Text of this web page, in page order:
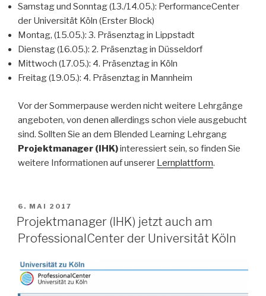
Samstag und Sonntag (13./14.05.): PerformanceCenter
der Universität Köln (Erster Block)
Montag, (15.05.): 3. Präsenztag in Lippstadt
Dienstag (16.05.): 2. Präsenztag in Düsseldorf
Mittwoch (17.05.): 4. Präsenztag in Köln
Freitag (19.05.): 4. Präsenztag in Mannheim
Vor der Sommerpause werden nicht weitere Lehrgänge
angeboten, von denen allerdings schon viele ausgebucht
sind. Sollten Sie an dem Blended Learning Lehrgang
Projektmanager (IHK)interessiert sein, so finden Sie
weitere Informationen auf unserer Lernplattform.
VERÖFFENTLICHT
AM
6. MAI 2017
Projektmanager (IHK) jetzt auch am
ProfessionalCenter der Universität Köln